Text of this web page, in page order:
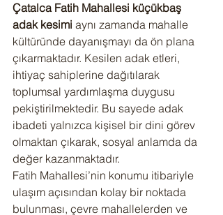
Çatalca Fatih Mahallesi küçükbaş
adak kesimi aynı zamanda mahalle
kültüründe dayanışmayı da ön plana
çıkarmaktadır. Kesilen adak etleri,
ihtiyaç sahiplerine dağıtılarak
toplumsal yardımlaşma duygusu
pekiştirilmektedir. Bu sayede adak
ibadeti yalnızca kişisel bir dini görev
olmaktan çıkarak, sosyal anlamda da
değer kazanmaktadır.
Fatih Mahallesi’nin konumu itibariyle
ulaşım açısından kolay bir noktada
bulunması, çevre mahallelerden ve